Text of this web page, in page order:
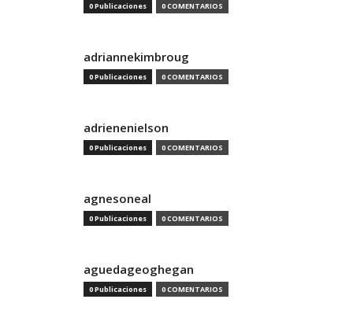
0 Publicaciones 0 COMENTARIOS
adriannekimbroug
0 Publicaciones 0 COMENTARIOS
adrienenielson
0 Publicaciones 0 COMENTARIOS
agnesoneal
0 Publicaciones 0 COMENTARIOS
aguedageoghegan
0 Publicaciones 0 COMENTARIOS